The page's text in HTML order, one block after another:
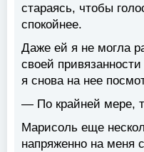
стараясь, чтобы
спокойнее.
Даже ей я не могла
своей
я снова на нее
— По крайней мере,
Марисоль еще
напряженно на меня